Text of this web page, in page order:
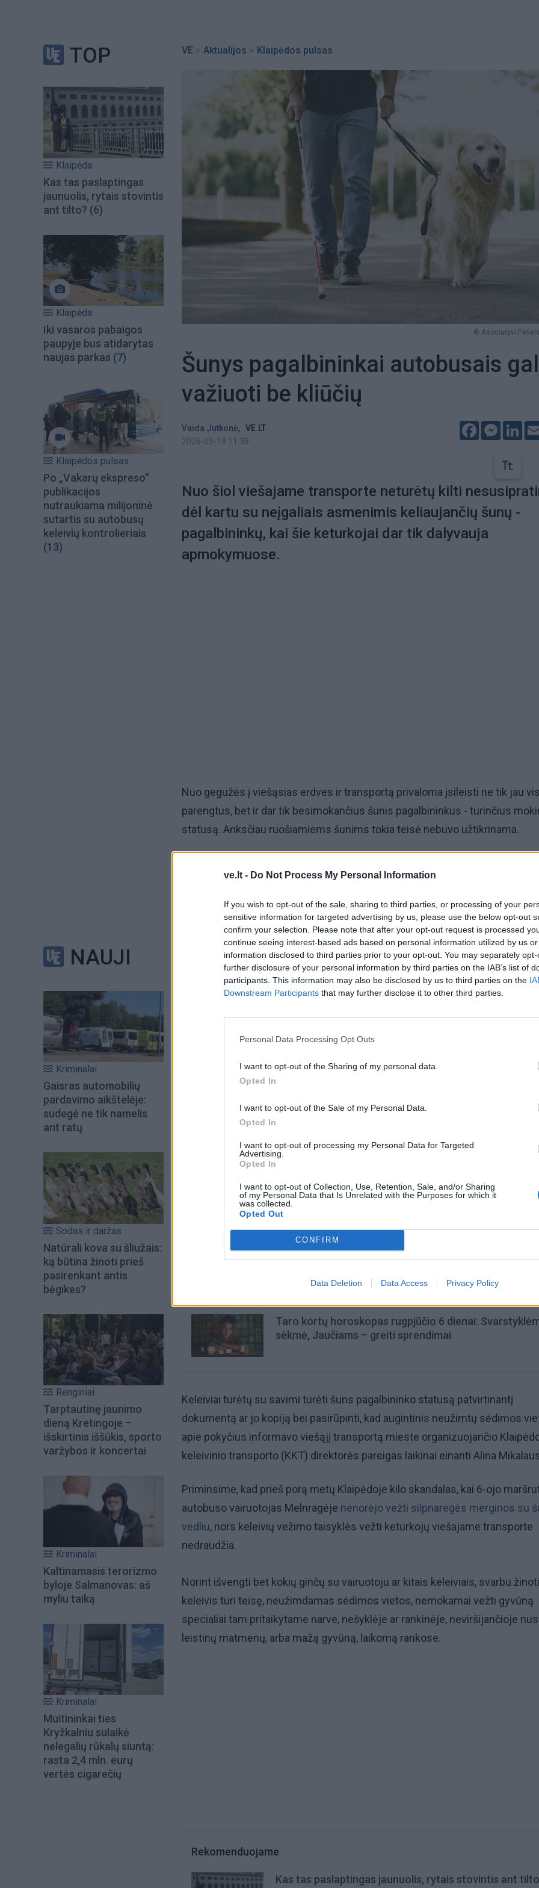
ve.lt - Do Not Process My Personal Information
If you wish to opt-out of the sale, sharing to third parties, or processing of your
sensitive information for targeted advertising by us, please use the below opt-out
confirm your selection. Please note that after your opt-out request is processed
continue seeing interest-based ads based on personal information utilized by us
information disclosed to third parties prior to your opt-out. You may separately
further disclosure of your personal information by third parties on the IAB’s list of
participants. This information may also be disclosed by us to third parties on the
Downstream Participants that may further disclose it to other third parties.
Personal Data Processing Opt Outs
I want to opt-out of the Sharing of my personal data.
Opted In
I want to opt-out of the Sale of my Personal Data.
Opted In
I want to opt-out of processing my Personal Data for Targeted
Advertising.
Opted In
I want to opt-out of Collection, Use, Retention, Sale, and/or Sharing
of my Personal Data that Is Unrelated with the Purposes for which it
was collected.
Opted Out
CONFIRM
Data Deletion Data Access Privacy Policy
TOP
Klaipėda
Kas tas paslaptingas
jaunuolis, rytais stovintis
ant tilto? (6)
Klaipėda
Iki vasaros pabaigos
paupyje bus atidarytas
naujas parkas (7)
Klaipėdos pulsas
Po „Vakarų ekspreso“
publikacijos
nutraukiama milijoninė
sutartis su autobusų
keleivių kontrolieriais
(13)
NAUJI
Kriminalai
Gaisras automobilių
pardavimo aikštelėje:
sudegė ne tik namelis
ant ratų
Sodas ir daržas
Natūrali kova su šliužais:
ką būtina žinoti prieš
pasirenkant antis
bėgikes?
Renginiai
Tarptautinę jaunimo
dieną Kretingoje –
išskirtinis iššūkis, sporto
varžybos ir koncertai
Kriminalai
Kaltinamasis terorizmo
byloje Salmanovas: aš
myliu taiką
Kriminalai
Muitininkai ties
Kryžkalniu sulaikė
nelegalių rūkalų siuntą:
rasta 2,4 mln. eurų
vertės cigarečių
VE > Aktualijos > Klaipėdos pulsas
© Asociatyvi
Šunys pagalbininkai autobusais
važiuoti be kliūčių
Vaida Jutkonė,
VE.LT
2026-05-19 11:38
Facebook
Nuo šiol viešajame transporte neturėtų kilti
dėl kartu su neįgaliais asmenimis keliaujančių šunų -
pagalbininkų, kai šie keturkojai dar tik dalyvauja
apmokymuose.
Nuo gegužės į viešąsias erdves ir transportą privaloma įsileisti ne tik jau
parengtus, bet ir dar tik besimokančius šunis pagalbininkus - turinčius
statusą. Anksčiau ruošiamiems šunims tokia teisė nebuvo užtikrinama.
Klaipėdos miesto autobusuose dėl vežamų
gyvūnų retai pasitaiko konfliktinių situacijų.
Šiuo metu skaitomiausi
pabaigą Ukrainoje
Taro kortų horoskopas rugpjūčio 6 dienai:
sėkmė, Jaučiams – greiti sprendimai
Keleiviai turėtų su savimi turėti šuns pagalbininko statusą patvirtinantį
dokumentą ar jo kopiją bei pasirūpinti, kad augintinis neužimtų sėdimos
apie pokyčius informavo viešąjį transportą mieste organizuojančio
keleivinio transporto (KKT) direktorės pareigas laikinai einanti Alina
Priminsime, kad prieš porą metų Klaipėdoje kilo skandalas, kai 6-ojo
autobuso vairuotojas Melnragėje nenorėjo vežti silpnaregės merginos su
vedliu, nors keleivių vežimo taisyklės vežti keturkojų viešajame transporte
nedraudžia.
Norint išvengti bet kokių ginčų su vairuotoju ar kitais keleiviais, svarbu
keleivis turi teisę, neužimdamas sėdimos vietos, nemokamai vežti gyvūną
specialiai tam pritaikytame narve, nešyklėje ar rankinėje, neviršijančioje
leistinų matmenų, arba mažą gyvūną, laikomą rankose.
Rekomenduojame
Kas tas paslaptingas jaunuolis, rytais stovintis ant